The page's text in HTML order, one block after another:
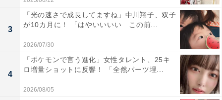
3
「光の速さで成長してますね」中川翔子、双子
が10カ月に！ 「はやいいいい この前...
2026/07/30
4
「ポケモンで言う進化」女性タレント、25キ
ロ増量ショットに反響！ 「全然パーツ埋...
2026/08/05